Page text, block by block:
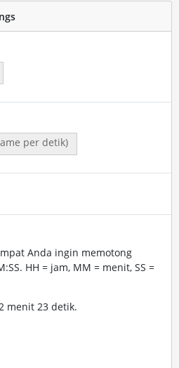
per detik)
Anda ingin memotong
HH = jam, MM = menit, SS =
menit 23 detik.